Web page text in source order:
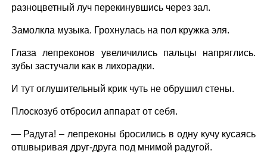
разноцветный луч перекинувшись через зал.
Замолкла музыка. Грохнулась на пол кружка эля.
Глаза лепреконов увеличились пальцы напряглись.
зубы застучали как в лихорадки.
И тут оглушительный крик чуть не обрушил стены.
Плоскозуб отбросил аппарат от себя.
— Радуга! – лепреконы бросились в одну кучу кусаясь
отшвыривая друг-друга под мнимой радугой.